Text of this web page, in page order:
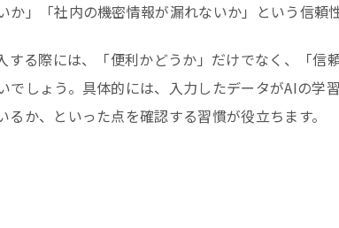
か」「社内の機密情報が漏れないか」という信頼
する際には、「便利かどうか」だけでなく、「信
でしょう。具体的には、入力したデータがAIの学
るか、といった点を確認する習慣が役立ちます。